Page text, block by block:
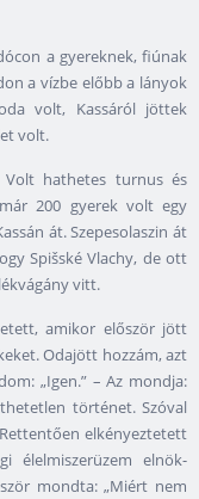
a gyereknek, fiúnak
a vízbe előbb a lányok
volt, Kassáról jöttek
volt.
hathetes turnus és
200 gyerek volt egy
át. Szepesolaszin át
Spišské Vlachy, de ott
vitt.
amikor először jött
Odajött hozzám, azt
„Igen.” – Az mondja:
történet. Szóval
elkényeztetett
élelmiszerüzem elnök-
mondta: „Miért nem